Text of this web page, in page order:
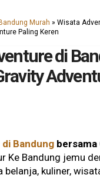
Murah » Wisata
Paling Keren
di
Bandung bersama
Ke Bandung jemu
belanja, kuliner,